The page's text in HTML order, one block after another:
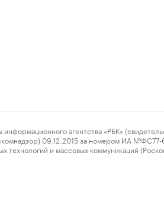
агентства «РБК»
09.12.2015 за номером ИА №ФС77-
и массовых коммуникаций